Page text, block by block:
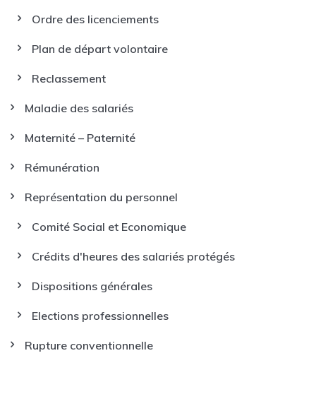
Ordre des licenciements
Plan de départ volontaire
Reclassement
Maladie des salariés
Maternité – Paternité
Rémunération
Représentation du personnel
Comité Social et Economique
Crédits d'heures des salariés protégés
Dispositions générales
Elections professionnelles
Rupture conventionnelle